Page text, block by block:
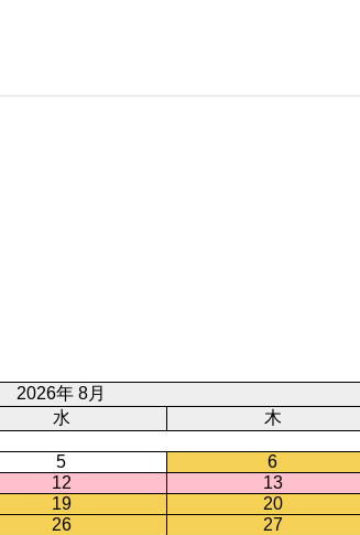
2026年 8月
水 木
5 6
12 13
19 20
26 27